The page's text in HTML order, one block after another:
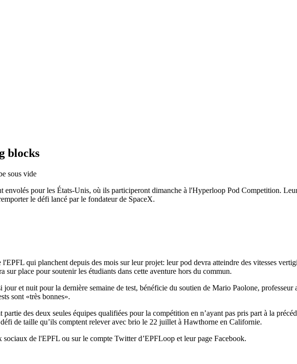
blocks
sous vide
envolés pour les États-Unis, où ils participeront dimanche à l'Hyperloop Pod Competition.
le défi lancé par le fondateur de SpaceX.
qui planchent depuis des mois sur leur projet: leur pod devra atteindre des vitesses
sur place pour soutenir les étudiants dans cette aventure hors du commun.
et nuit pour la dernière semaine de test, bénéficie du soutien de Mario Paolone,
sont «très bonnes».
des deux seules équipes qualifiées pour la compétition en n’ayant pas pris part à la
de taille qu’ils comptent relever avec brio le 22 juillet à Hawthorne en Californie.
sociaux de l'EPFL ou sur le compte Twitter d’EPFLoop et leur page Facebook.